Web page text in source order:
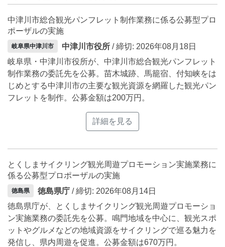
中津川市総合観光パンフレット制作業務に係る公募型プロ
ポーザルの実施
岐阜県中津川市 中津川市役所 / 締切: 2026年08月18日
岐阜県・中津川市役所が、中津川市総合観光パンフレット
制作業務の委託先を公募。苗木城跡、馬籠宿、付知峡をは
じめとする中津川市の主要な観光資源を網羅した観光パン
フレットを制作。公募金額は200万円。
詳細を見る
とくしまサイクリング観光周遊プロモーション実施業務に
係る公募型プロポーザルの実施
徳島県 徳島県庁 / 締切: 2026年08月14日
徳島県庁が、とくしまサイクリング観光周遊プロモーショ
ン実施業務の委託先を公募。鳴門地域を中心に、観光スポ
ットやグルメなどの地域資源をサイクリングで巡る魅力を
発信し、県内周遊を促進。公募金額は670万円。